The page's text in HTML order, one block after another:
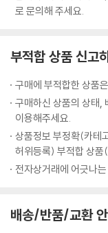
우면 쉬운 대로, 어려우
있었습니다. 저와 같이
로 문의해 주세요.
부적합 상품 신고
구매에 부적합한 상품
구매하신 상품의 상태,
이용해주세요.
상품정보 부정확(카테
허위등록) 부적합 상
전자상거래에 어긋나
배송/반품/교환